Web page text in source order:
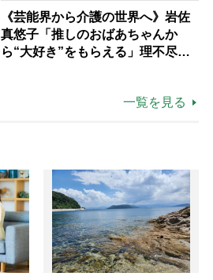
《芸能界から介護の世界へ》岩佐
真悠子「推しのおばあちゃんか
ら“大好き”をもらえる」理不尽さ
一覧を見る